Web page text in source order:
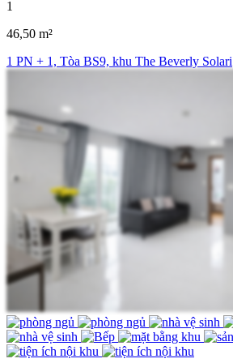
1
46,50 m²
1 PN + 1, Tòa BS9, khu The Beverly Solari